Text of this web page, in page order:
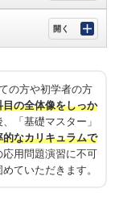
の方や初学者の方
の全体像をしっか
「基礎マスター」
なカリキュラムで
用問題演習に不可
ていただきます。